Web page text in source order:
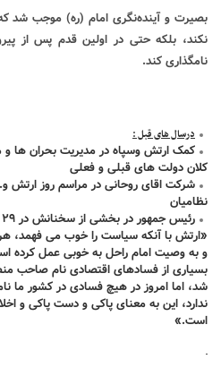
بصیرت و آینده‌نگری امام (ره) موجب شد
نکند، بلکه حتی در اولین قدم پس از
نامگذاری کند.
درسال های قبل :
کمک ارتش وسپاه در مدیریت بحران ها
کلان دولت های قبلی و فعلی
شرکت اقای روحانی در مراسم روز
نظامیان
«ارتش با آنکه سیاست را خوب می فهمد،
و به وصیت امام راحل به خوبی عمل کرده
بسیاری از فسادهای اقتصادی نام صاحب
شد، اما امروز در هیچ فسادی در کشور ما
ندارد، این به معنای پاکی و دست پاکی و
است.»